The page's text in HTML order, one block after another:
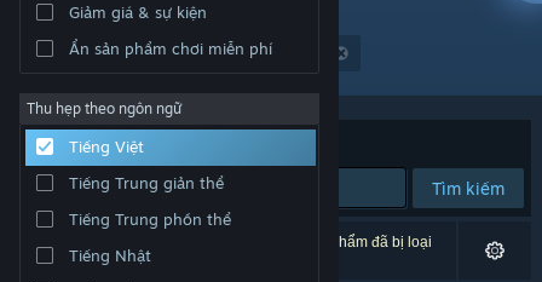
Cộng đồng
Thông tin
Hỗ trợ
Thay đổi ngôn ngữ
Giảm giá & sự kiện
Ẩn sản phẩm chơi miễn phí
Thu hẹp theo ngôn ngữ
Tiếng Việt
Tiếng Trung giản thể
Tiếng Trung phồn thể
Tiếng Nhật
Nhà phát triển: PRODUKTIVKELLER Studios
Xếp theo Độ liên quan
Tìm kiếm
1 kết quả phù hợp tìm kiếm của bạn. 9 tựa sản phẩm đã bị loại
trừ dựa trên tùy chỉnh của bạn.